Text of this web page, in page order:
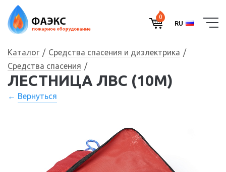
0
RU
Каталог
Средства спасения и диэлектрика
Средства спасения
ЛЕСТНИЦА ЛВС (10М)
Вернуться